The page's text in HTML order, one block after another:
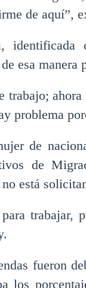
de aquí”,
identificada
esa manera
trabajo;
problema
de
de
está
trabajar,
fueron
los